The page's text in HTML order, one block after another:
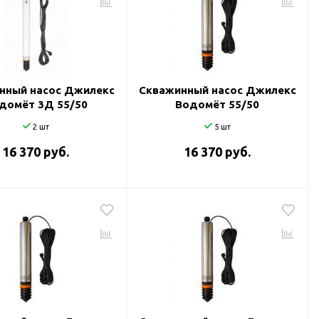
насос Джилекс
3Д 55/50
2 шт
16 370 руб.
Скважинный насос Джилекс
Водомёт 55/50
5 шт
16 370 руб.